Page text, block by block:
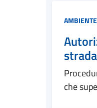
Categoria:
AMBIENTE
che